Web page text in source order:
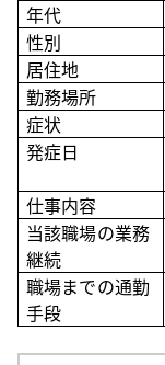
年代
性別
居住地
勤務場所
症状
発症日
仕事内容
当該職場の業務
継続
職場までの通勤
手段